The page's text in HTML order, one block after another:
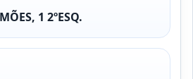
1 2ºESQ.